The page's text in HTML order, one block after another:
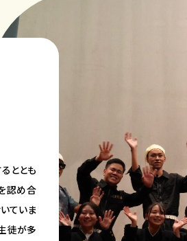
ととも
認め合
ていま
徒が多